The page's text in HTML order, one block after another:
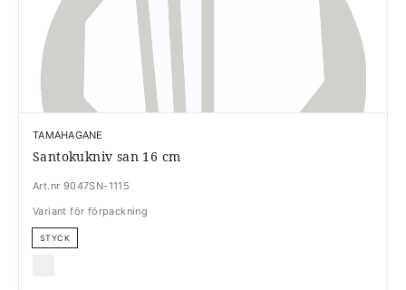
TAMAHAGANE
Santokukniv san 16 cm
Art.nr 9047SN-1115
Variant för förpackning
STYCK